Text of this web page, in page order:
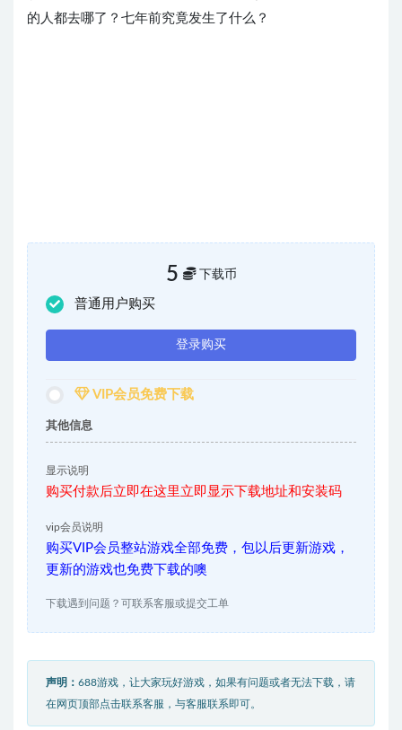
的人都去哪了？七年前究竟发生了什么？
5 下载币
普通用户购买
登录购买
VIP会员免费下载
其他信息
显示说明
购买付款后立即在这里立即显示下载地址和安装码
vip会员说明
购买VIP会员整站游戏全部免费，包以后更新游戏，
更新的游戏也免费下载的噢
下载遇到问题？可联系客服或提交工单
声明： 688游戏，让大家玩好游戏，如果有问题或者无法下载，请
在网页顶部点击联系客服，与客服联系即可。